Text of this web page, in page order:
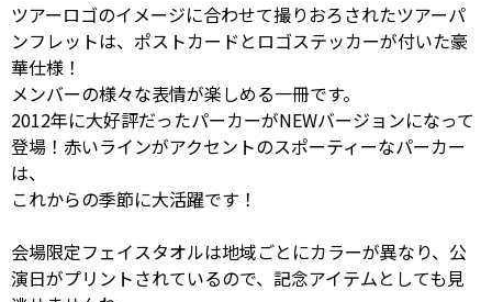
ツアーロゴのイメージに合わせて撮りおろされたツアーパ
ンフレットは、ポストカードとロゴステッカーが付いた豪
華仕様！
メンバーの様々な表情が楽しめる一冊です。
2012年に大好評だったパーカーがNEWバージョンになって
登場！赤いラインがアクセントのスポーティーなパーカー
は、
これからの季節に大活躍です！
会場限定フェイスタオルは地域ごとにカラーが異なり、公
演日がプリントされているので、記念アイテムとしても見